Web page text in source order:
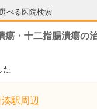
べる医院検索
び
瘍・十二指腸潰瘍の
た
湊駅周辺